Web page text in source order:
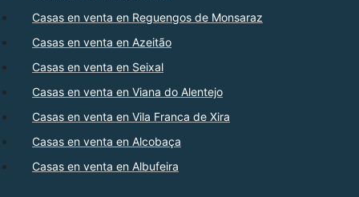
Casas en venta en Reguengos de Monsaraz
Casas en venta en Azeitão
Casas en venta en Seixal
Casas en venta en Viana do Alentejo
Casas en venta en Vila Franca de Xira
Casas en venta en Alcobaça
Casas en venta en Albufeira